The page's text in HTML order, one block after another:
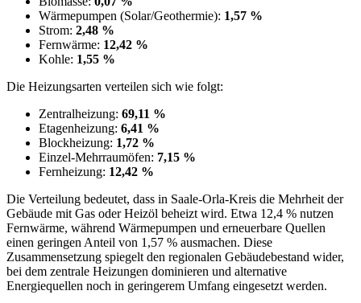
Wärmepumpen (Solar/Geothermie): 1,57 %
Strom: 2,48 %
Fernwärme: 12,42 %
Kohle: 1,55 %
Die Heizungsarten verteilen sich wie folgt:
Zentralheizung: 69,11 %
Etagenheizung: 6,41 %
Blockheizung: 1,72 %
Einzel-Mehrraumöfen: 7,15 %
Fernheizung: 12,42 %
Die Verteilung bedeutet, dass in Saale-Orla-Kreis die Mehrheit der
Gebäude mit Gas oder Heizöl beheizt wird. Etwa 12,4 % nutzen
Fernwärme, während Wärmepumpen und erneuerbare Quellen
einen geringen Anteil von 1,57 % ausmachen. Diese
Zusammensetzung spiegelt den regionalen Gebäudebestand wider,
bei dem zentrale Heizungen dominieren und alternative
Energiequellen noch in geringerem Umfang eingesetzt werden.